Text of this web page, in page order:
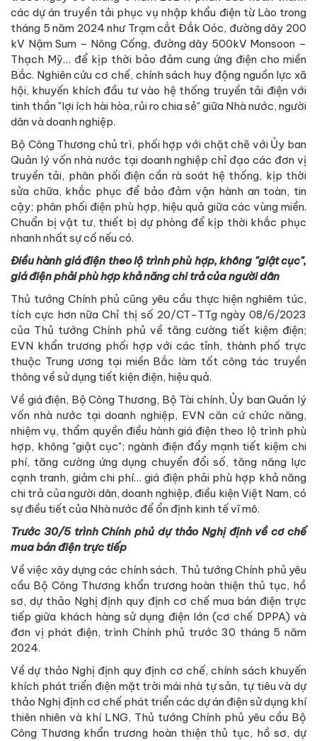
các dự án truyền tải phục vụ nhập khẩu điện từ Lào trong
tháng 5 năm 2024 như Trạm cắt Đắk Oóc, đường dây 200
kV Nậm Sum – Nông Cống, đường dây 500kV Monsoon –
Thạch Mỹ… để kịp thời bảo đảm cung ứng điện cho miền
Bắc. Nghiên cứu cơ chế, chính sách huy động nguồn lực xã
hội, khuyến khích đầu tư vào hệ thống truyền tải điện với
tinh thần "lợi ích hài hòa, rủi ro chia sẻ" giữa Nhà nước, người
dân và doanh nghiệp.
Bộ Công Thương chủ trì, phối hợp với chặt chẽ với Ủy ban
Quản lý vốn nhà nước tại doanh nghiệp chỉ đạo các đơn vị
truyền tải, phân phối điện cần rà soát hệ thống, kịp thời
sửa chữa, khắc phục để bảo đảm vận hành an toàn, tin
cậy; phân phối điện phù hợp, hiệu quả giữa các vùng miền.
Chuẩn bị vật tư, thiết bị dự phòng để kịp thời khắc phục
nhanh nhất sự cố nếu có.
Điều hành giá điện theo lộ trình phù hợp, không "giật cục",
giá điện phải phù hợp khả năng chi trả của người dân
Thủ tướng Chính phủ cũng yêu cầu thực hiện nghiêm túc,
tích cực hơn nữa Chỉ thị số 20/CT-TTg ngày 08/6/2023
của Thủ tướng Chính phủ về tăng cường tiết kiệm điện;
EVN khẩn trương phối hợp với các tỉnh, thành phố trực
thuộc Trung ương tại miền Bắc làm tốt công tác truyền
thông về sử dụng tiết kiện điện, hiệu quả.
Về giá điện, Bộ Công Thương, Bộ Tài chính, Ủy ban Quản lý
vốn nhà nước tại doanh nghiệp, EVN căn cứ chức năng,
nhiệm vụ, thẩm quyền điều hành giá điện theo lộ trình phù
hợp, không "giật cục"; ngành điện đẩy mạnh tiết kiệm chi
phí, tăng cường ứng dụng chuyển đổi số, tăng năng lực
cạnh tranh, giảm chi phí… giá điện phải phù hợp khả năng
chi trả của người dân, doanh nghiệp, điều kiện Việt Nam, có
sự điều tiết của Nhà nước để ổn định kinh tế vĩ mô.
Trước 30/5 trình Chính phủ dự thảo Nghị định về cơ chế
mua bán điện trực tiếp
Về việc xây dựng các chính sách, Thủ tướng Chính phủ yêu
cầu Bộ Công Thương khẩn trương hoàn thiện thủ tục, hồ
sơ, dự thảo Nghị định quy định cơ chế mua bán điện trực
tiếp giữa khách hàng sử dụng điện lớn (cơ chế DPPA) và
đơn vị phát điện, trình Chính phủ trước 30 tháng 5 năm
2024.
Về dự thảo Nghị định quy định cơ chế, chính sách khuyến
khích phát triển điện mặt trời mái nhà tự sản, tự tiêu và dự
thảo Nghị định cơ chế phát triển các dự án điện sử dụng khí
thiên nhiên và khí LNG, Thủ tướng Chính phủ yêu cầu Bộ
Công Thương khẩn trương hoàn thiện thủ tục, hồ sơ, dự